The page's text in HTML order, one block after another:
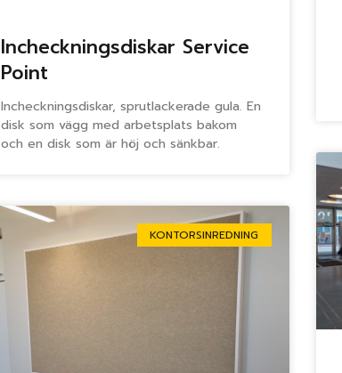
Incheckningsdiskar Service
Point
Incheckningsdiskar, sprutlackerade gula. En
disk som vägg med arbetsplats bakom
och en disk som är höj och sänkbar.
KONTORSINREDNING